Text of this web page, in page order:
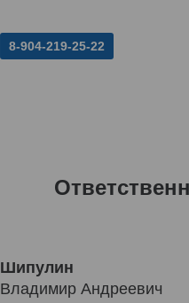
8-904-219-25-22
Шипулин
Владимир Андреевич